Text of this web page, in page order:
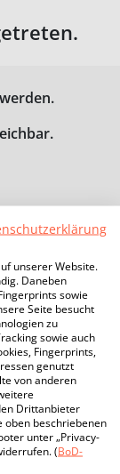
unserer Website.
Daneben
sowie
Seite besucht
zu
sowie auch
Fingerprints,
genutzt
von anderen
Drittanbieter
oben beschriebenen
unter „Privacy-
(BoD-